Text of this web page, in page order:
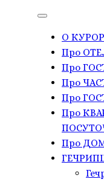
О
Про
Про
Про
Про
Про
Про